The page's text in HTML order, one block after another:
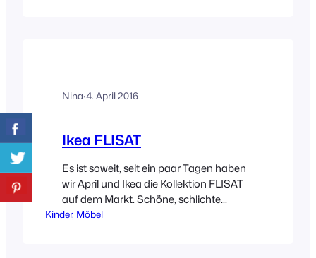
Nina·4. April 2016
Ikea FLISAT
Es ist soweit, seit ein paar Tagen haben
wir April und Ikea die Kollektion FLISAT
auf dem Markt. Schöne, schlichte
und mitwachsende Kinderzimmermöbel
Kinder, Möbel